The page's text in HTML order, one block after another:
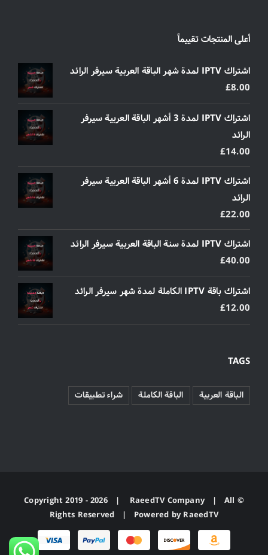
أعلى المنتجات تقييماً
اشتراك IPTV لمدة شهر الباقة العربية سيرفر الرائد
£8.00
اشتراك IPTV لمدة 3 أشهر الباقة العربية سيرفر
الرائد
£14.00
اشتراك IPTV لمدة 6 أشهر الباقة العربية سيرفر
الرائد
£22.00
اشتراك IPTV لمدة سنة الباقة العربية سيرفر الرائد
£40.00
اشتراك باقة IPTV الكاملة لمدة شهر سيرفر الرائد
£12.00
TAGS
الباقة العربية الباقة الكاملة شراء تطبيقات
© Copyright 2019 -
2026 | RaeedTV Company| All
Rights Reserved | Powered by RaeedTV